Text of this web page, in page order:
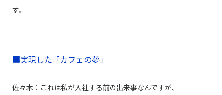
す。
■実現した「カフェの夢」
佐々木：これは私が入社する前の出来事なんですが、